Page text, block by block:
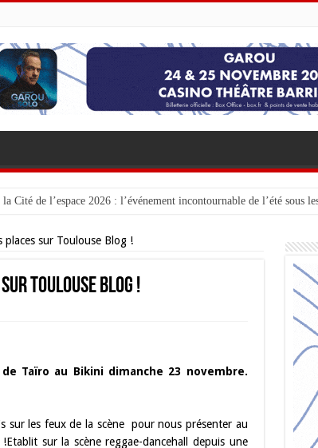
Cité de l’espace 2026 : l’événement incontournable de l’été sous
places sur Toulouse Blog !
Toulouse Blog !
Taïro au Bikini dimanche 23 novembre.
sur les feux de la scène pour nous présenter au
sur la scène reggae-dancehall depuis une